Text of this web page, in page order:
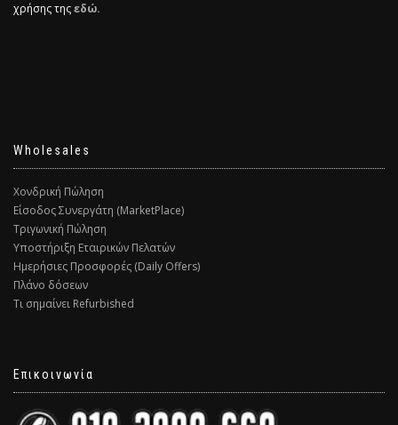
χρήσης τηςεδώ.
Wholesales
Χονδρική Πώληση
Είσοδος Συνεργάτη (MarketPlace)
Τριγωνική Πώληση
Υποστήριξη Εταιρικών Πελατών
Ημερήσιες Προσφορές (Daily Offers)
Πλάνο δόσεων
Τι σημαίνει Refurbished
Επικοινωνία